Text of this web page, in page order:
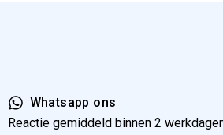
Whatsapp ons
Reactie gemiddeld binnen 2